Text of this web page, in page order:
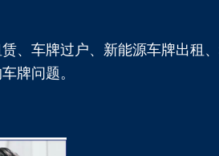
、车牌过户、新能源车牌出租
牌问题。